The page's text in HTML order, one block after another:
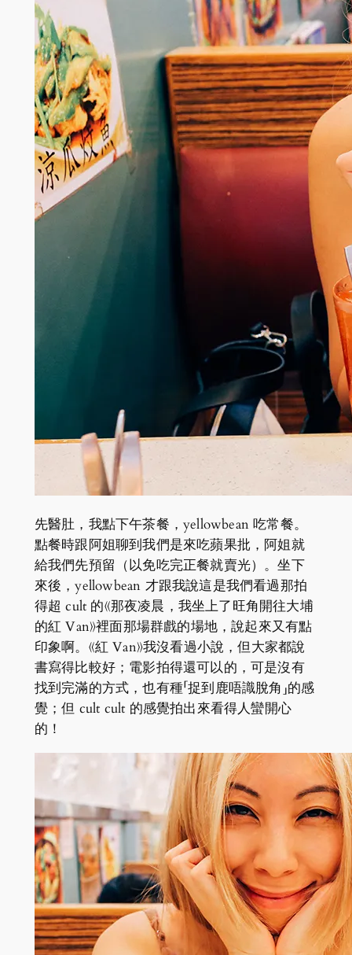
先醫肚，我點下午茶餐，yellowbean 吃常餐。
點餐時跟阿姐聊到我們是來吃蘋果批，阿姐就
給我們先預留（以免吃完正餐就賣光）。坐下
來後，yellowbean 才跟我說這是我們看過那拍
得超 cult 的《那夜凌晨，我坐上了旺角開往大埔
的紅 Van》裡面那場群戲的場地，說起來又有點
印象啊。《紅 Van》我沒看過小說，但大家都說
書寫得比較好；電影拍得還可以的，可是沒有
找到完滿的方式，也有種「捉到鹿唔識脫角」的感
覺；但 cult cult 的感覺拍出來看得人蠻開心
的！